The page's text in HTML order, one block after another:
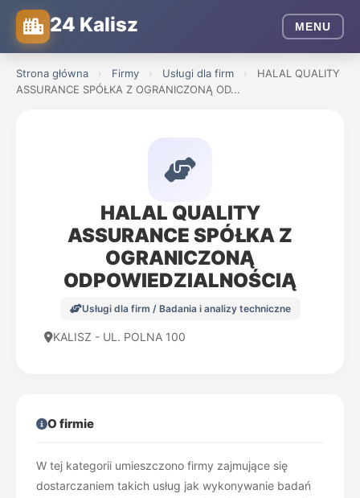
24 Kalisz MENU
Strona główna › Firmy › Usługi dla firm ›
HALAL QUALITY
ASSURANCE SPÓŁKA Z OGRANICZONĄ OD...
HALAL QUALITY
ASSURANCE SPÓŁKA Z
OGRANICZONĄ
ODPOWIEDZIALNOŚCIĄ
Usługi dla firm / Badania i analizy techniczne
KALISZ - UL. POLNA 100
O firmie
W tej kategorii umieszczono firmy zajmujące się
dostarczaniem takich usług jak wykonywanie badań